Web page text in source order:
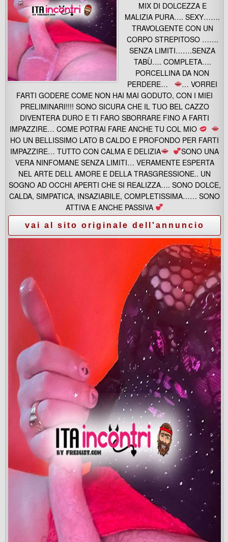
MIX DI DOLCEZZA E
MALIZIA PURA…. SEXY…….
TRAVOLGENTE CON UN
CORPO STREPITOSO …….
SENZA LIMITI…….SENZA
TABÙ…. COMPLETA….
PORCELLINA DA NON
PERDERE…
… VORREI
FARTI GODERE COME NON HAI MAI GODUTO, CON I MIEI
PRELIMINARI!!!! SONO SICURA CHE IL TUO BEL CAZZO
DIVENTERA DURO E TI FARO SBORRARE FINO A FARTI
IMPAZZIRE… COME POTRAI FARE ANCHE TU COL MIO
HO UN BELLISSIMO LATO B CALDO E PROFONDO PER FARTI
IMPAZZIRE… TUTTO CON CALMA E DELIZIA
SONO UNA
VERA NINFOMANE SENZA LIMITI… VERAMENTE ESPERTA
NEL ARTE DELL AMORE E DELLA TRASGRESSIONE.. UN
SOGNO AD OCCHI APERTI CHE SI REALIZZA…. SONO DOLCE,
CALDA, SIMPATICA, INSAZIABILE, COMPLETISSIMA…… SONO
ATTIVA E ANCHE PASSIVA